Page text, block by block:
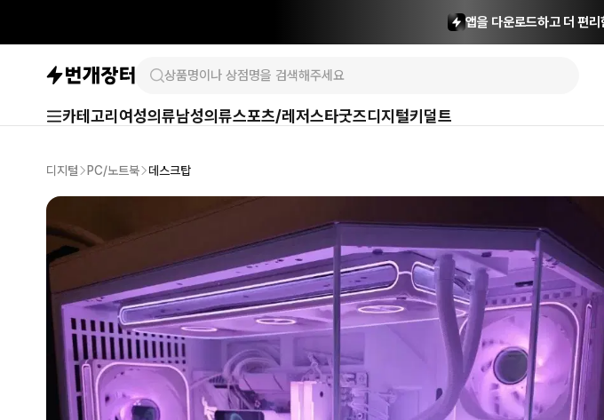
앱을 다운로드하고 더 편
카테고리 여성의류남성의류스포츠/레저스타굿즈디지털키덜트
디지털 PC/노트북 데스크탑